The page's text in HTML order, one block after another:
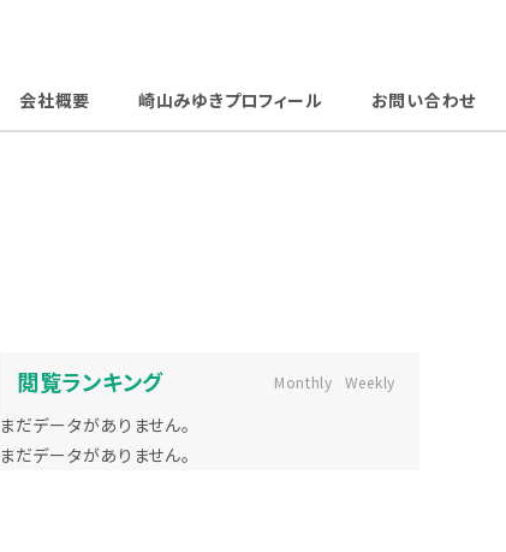
会社概要 崎山みゆきプロフィール お問い合わせ
閲覧ランキング Monthly Weekly
まだデータがありません。
まだデータがありません。